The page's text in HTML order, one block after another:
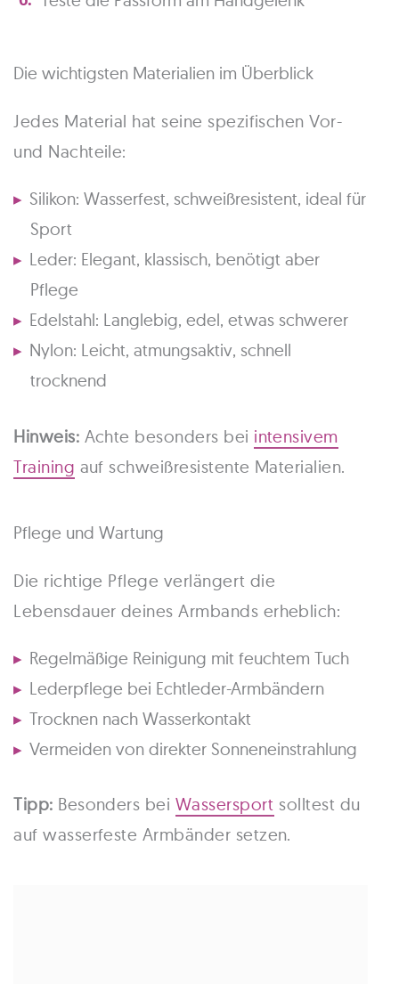
Die wichtigsten Materialien im Überblick
Jedes Material hat seine spezifischen Vor-
und Nachteile:
Silikon: Wasserfest, schweißresistent, ideal für
Sport
Leder: Elegant, klassisch, benötigt aber
Pflege
Edelstahl: Langlebig, edel, etwas schwerer
Nylon: Leicht, atmungsaktiv, schnell
trocknend
Hinweis: Achte besonders bei intensivem
Training auf schweißresistente Materialien.
Pflege und Wartung
Die richtige Pflege verlängert die
Lebensdauer deines Armbands erheblich:
Regelmäßige Reinigung mit feuchtem Tuch
Lederpflege bei Echtleder-Armbändern
Trocknen nach Wasserkontakt
Vermeiden von direkter Sonneneinstrahlung
Tipp: Besonders bei Wassersport solltest du
auf wasserfeste Armbänder setzen.